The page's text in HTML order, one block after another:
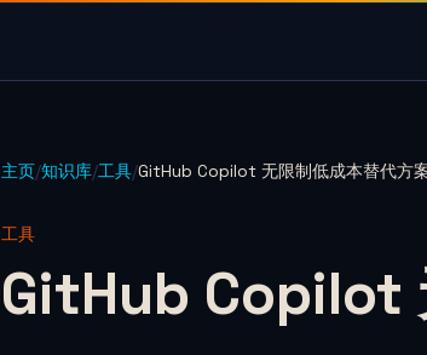
主页/知识库/工具/GitHub Copilot 无限制低成本替代方
工具
GitHub Copilot